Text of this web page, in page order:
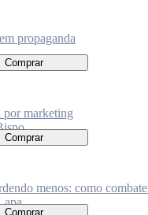
propaganda
Comprar
por marketing
Comprar
menos: como
Comprar